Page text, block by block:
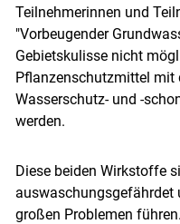
Teilnehmerinnen und
"Vorbeugender
Gebietskulisse nicht
Pflanzenschutzmittel mit
Wasserschutz- und -
werden.
Diese beiden Wirkstoffe
auswaschungsgefährdet
großen Problemen